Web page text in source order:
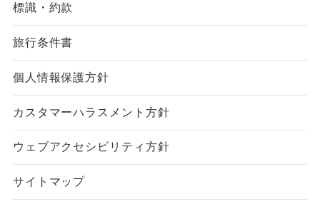
標識・約款
旅行条件書
個人情報保護方針
カスタマーハラスメント方針
ウェブアクセシビリティ方針
サイトマップ